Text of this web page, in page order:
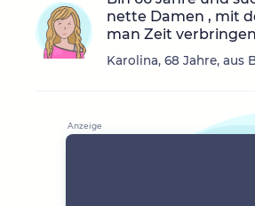
nette Damen , mit
man Zeit
Karolina, 68 Jahre, aus